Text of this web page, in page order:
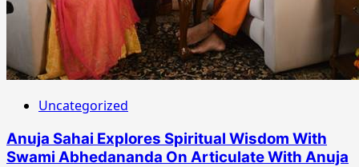
Uncategorized
Anuja Sahai Explores Spiritual Wisdom With
Swami Abhedananda On Articulate With Anuja